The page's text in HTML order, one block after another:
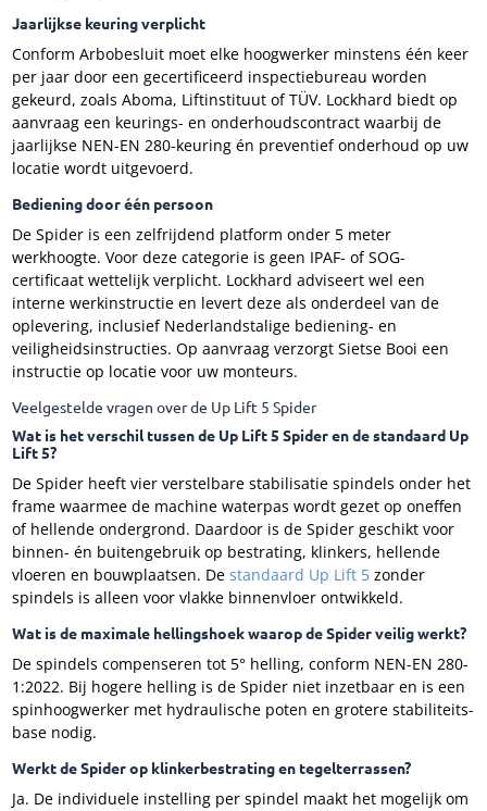
Jaarlijkse keuring verplicht
Conform Arbobesluit moet elke hoogwerker minstens één keer
per jaar door een gecertificeerd inspectiebureau worden
gekeurd, zoals Aboma, Liftinstituut of TÜV. Lockhard biedt op
aanvraag een keurings- en onderhoudscontract waarbij de
jaarlijkse NEN-EN 280-keuring én preventief onderhoud op uw
locatie wordt uitgevoerd.
Bediening door één persoon
De Spider is een zelfrijdend platform onder 5 meter
werkhoogte. Voor deze categorie is geen IPAF- of SOG-
certificaat wettelijk verplicht. Lockhard adviseert wel een
interne werkinstructie en levert deze als onderdeel van de
oplevering, inclusief Nederlandstalige bediening- en
veiligheidsinstructies. Op aanvraag verzorgt Sietse Booi een
instructie op locatie voor uw monteurs.
Veelgestelde vragen over de Up Lift 5 Spider
Wat is het verschil tussen de Up Lift 5 Spider en de standaard Up
Lift 5?
De Spider heeft vier verstelbare stabilisatie spindels onder het
frame waarmee de machine waterpas wordt gezet op oneffen
of hellende ondergrond. Daardoor is de Spider geschikt voor
binnen- én buitengebruik op bestrating, klinkers, hellende
vloeren en bouwplaatsen. De standaard Up Lift 5zonder
spindels is alleen voor vlakke binnenvloer ontwikkeld.
Wat is de maximale hellingshoek waarop de Spider veilig werkt?
De spindels compenseren tot 5° helling, conform NEN-EN 280-
1:2022. Bij hogere helling is de Spider niet inzetbaar en is een
spinhoogwerker met hydraulische poten en grotere stabiliteits-
base nodig.
Werkt de Spider op klinkerbestrating en tegelterrassen?
Ja. De individuele instelling per spindel maakt het mogelijk om